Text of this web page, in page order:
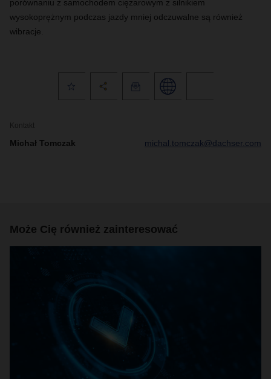
porównaniu z samochodem ciężarowym z silnikiem
wysokoprężnym podczas jazdy mniej odczuwalne są również
wibracje.
Kontakt
Michał Tomczak michal.tomczak@dachser.com
Może Cię również zainteresować